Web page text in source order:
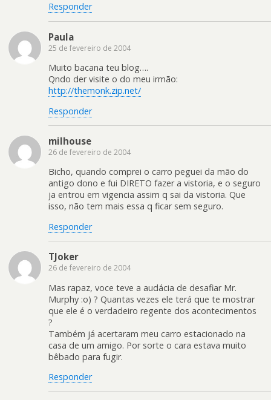
Responder
Paula
25 de fevereiro de 2004
Muito bacana teu blog….
Qndo der visite o do meu irmão:
http://themonk.zip.net/
Responder
milhouse
26 de fevereiro de 2004
Bicho, quando comprei o carro peguei da mão do
antigo dono e fui DIRETO fazer a vistoria, e o seguro
ja entrou em vigencia assim q sai da vistoria. Que
isso, não tem mais essa q ficar sem seguro.
Responder
TJoker
26 de fevereiro de 2004
Mas rapaz, voce teve a audácia de desafiar Mr.
Murphy :o) ? Quantas vezes ele terá que te mostrar
que ele é o verdadeiro regente dos acontecimentos
?
Também já acertaram meu carro estacionado na
casa de um amigo. Por sorte o cara estava muito
bêbado para fugir.
Responder